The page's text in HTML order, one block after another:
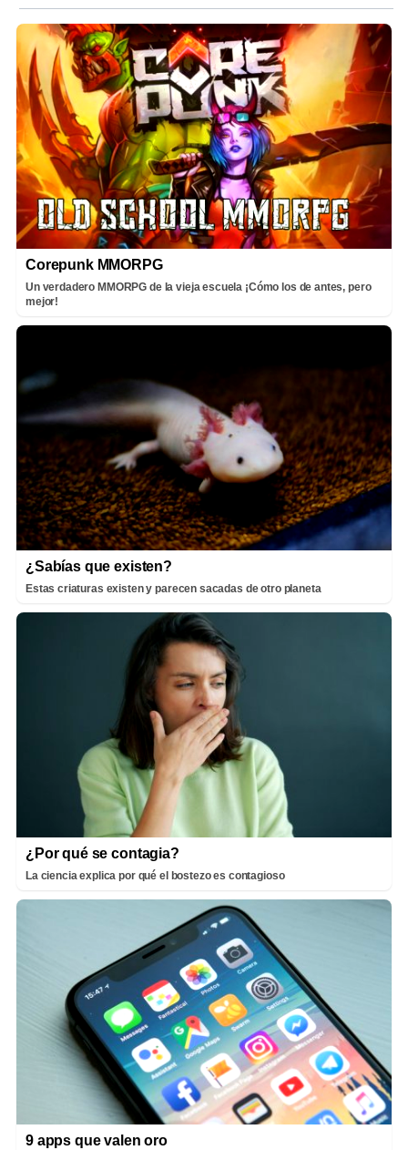
Corepunk MMORPG
Un verdadero MMORPG de la vieja escuela ¡Cómo los de antes, pero
mejor!
¿Sabías que existen?
Estas criaturas existen y parecen sacadas de otro planeta
¿Por qué se contagia?
La ciencia explica por qué el bostezo es contagioso
9 apps que valen oro